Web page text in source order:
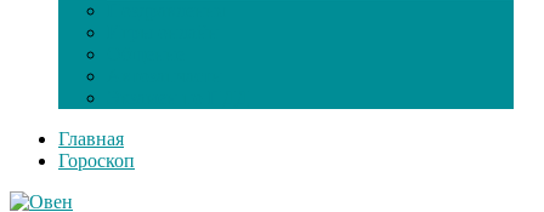
Главная
Гороскоп